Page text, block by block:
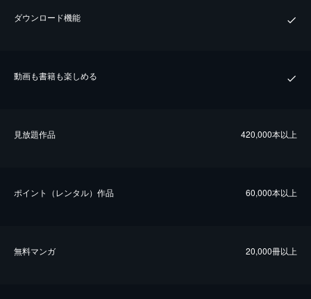
ダウンロード機能
動画も書籍も楽しめる
⾒放題作品 420,000本以上
ポイント（レンタル）作品 60,000本以上
無料マンガ 20,000冊以上